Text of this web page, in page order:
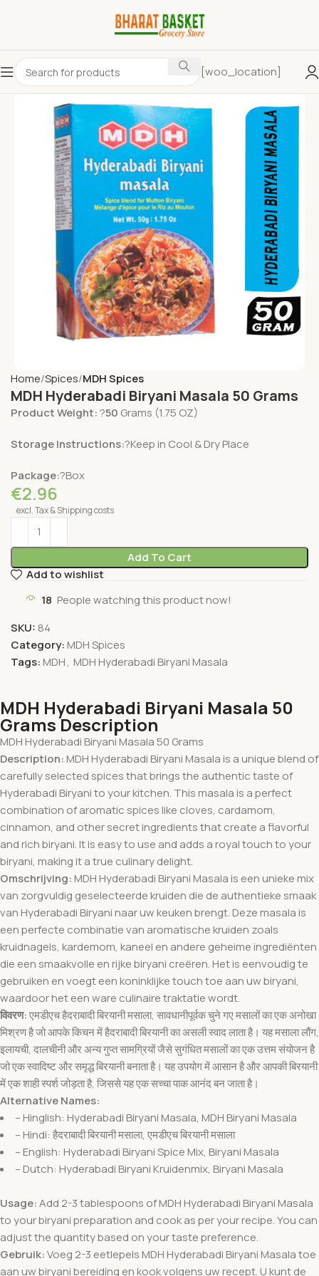
[woo_location]
Home Spices MDH Spices
MDH Hyderabadi Biryani Masala 50 Grams
Product Weight:?50 Grams (1.75 OZ)
Storage Instructions:?Keep in Cool & Dry Place
Package:?Box
€2.96
excl. Tax & Shipping costs
Add To Cart
Add to wishlist
18 People watching this product now!
SKU: 84
Category: MDH Spices
Tags: MDH, MDH Hyderabadi Biryani Masala
MDH Hyderabadi Biryani Masala 50
Grams Description
MDH Hyderabadi Biryani Masala 50 Grams
Description: MDH Hyderabadi Biryani Masala is a unique blend of
carefully selected spices that brings the authentic taste of
Hyderabadi Biryani to your kitchen. This masala is a perfect
combination of aromatic spices like cloves, cardamom,
cinnamon, and other secret ingredients that create a flavorful
and rich biryani. It is easy to use and adds a royal touch to your
biryani, making it a true culinary delight.
Omschrijving: MDH Hyderabadi Biryani Masala is een unieke mix
van zorgvuldig geselecteerde kruiden die de authentieke smaak
van Hyderabadi Biryani naar uw keuken brengt. Deze masala is
een perfecte combinatie van aromatische kruiden zoals
kruidnagels, kardemom, kaneel en andere geheime ingrediënten
die een smaakvolle en rijke biryani creëren. Het is eenvoudig te
gebruiken en voegt een koninklijke touch toe aan uw biryani,
waardoor het een ware culinaire traktatie wordt.
विवरण:एमडीएच हैदराबादी बिरयानी मसाला, सावधानीपूर्वक चुने गए मसालों का एक अनोखा
मिश्रण है जो आपके किचन में हैदराबादी बिरयानी का असली स्वाद लाता है। यह मसाला लौंग,
इलायची, दालचीनी और अन्य गुप्त सामग्रियों जैसे सुगंधित मसालों का एक उत्तम संयोजन है
जो एक स्वादिष्ट और समृद्ध बिरयानी बनाता है। यह उपयोग में आसान है और आपकी बिरयानी
में एक शाही स्पर्श जोड़ता है, जिससे यह एक सच्चा पाक आनंद बन जाता है।
Alternative Names:
– Hinglish: Hyderabadi Biryani Masala, MDH Biryani Masala
– Hindi: हैदराबादी बिरयानी मसाला, एमडीएच बिरयानी मसाला
– English: Hyderabadi Biryani Spice Mix, Biryani Masala
– Dutch: Hyderabadi Biryani Kruidenmix, Biryani Masala
Usage:Add 2-3 tablespoons of MDH Hyderabadi Biryani Masala
to your biryani preparation and cook as per your recipe. You can
adjust the quantity based on your taste preference.
Gebruik:Voeg 2-3 eetlepels MDH Hyderabadi Biryani Masala toe
aan uw biryani bereiding en kook volgens uw recept. U kunt de